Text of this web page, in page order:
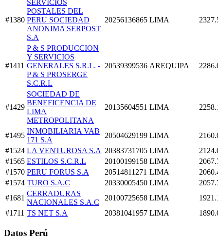
#1380
SERVICIOS
POSTALES DEL
PERU SOCIEDAD
ANONIMA SERPOST
S.A
20256136865 LIMA
#1411
P & S PRODUCCION
Y SERVICIOS
GENERALES S.R.L. -
P & S PROSERGE
S.C.R.L
20539399536 AREQUIPA
#1429
SOCIEDAD DE
BENEFICENCIA DE
LIMA
METROPOLITANA
20135604551 LIMA
#1495
INMOBILIARIA VAB
171 S.A
20504629199 LIMA
#1524 LA VENTUROSA S.A 20383731705 LIMA
#1565 ESTILOS S.C.R.L 20100199158 LIMA
#1570 PERU FORUS S.A 20514811271 LIMA
#1574 TURO S.A.C 20330005450 LIMA
#1681
CERRADURAS
NACIONALES S.A.C
20100725658 LIMA
#1711 TS NET S.A 20381041957 LIMA
Datos Perú